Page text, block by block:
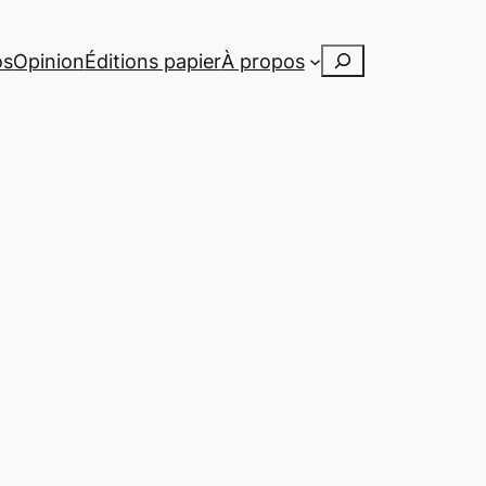
OpinionÉditions papierÀ propos Rechercher